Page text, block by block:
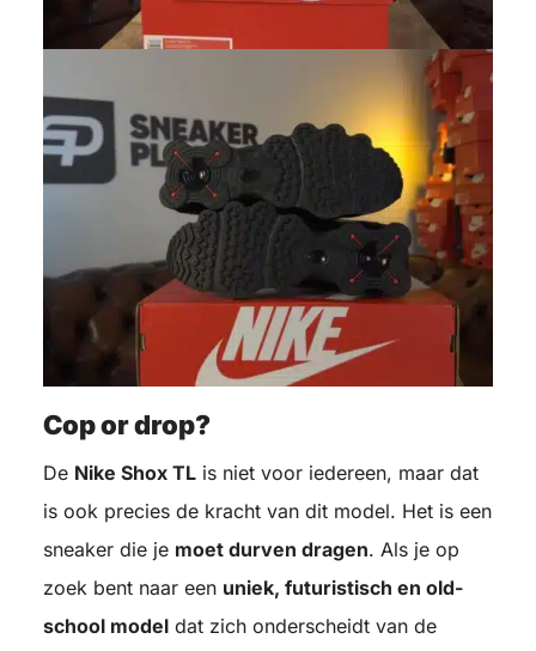
Cop or drop?
De Nike Shox TL is niet voor iedereen, maar dat
is ook precies de kracht van dit model. Het is een
sneaker die je moet durven dragen. Als je op
zoek bent naar een uniek, futuristisch en old-
school model dat zich onderscheidt van de